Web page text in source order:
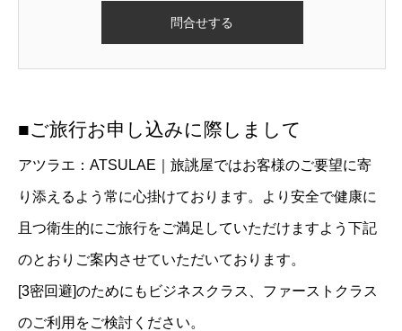
■ご旅行お申し込みに際しまして
アツラエ：ATSULAE｜旅誂屋ではお客様のご要望に寄
り添えるよう常に心掛けております。より安全で健康に
且つ衛生的にご旅行をご満足していただけますよう下記
のとおりご案内させていただいております。
[3密回避]のためにもビジネスクラス、ファーストクラス
のご利用をご検討ください。